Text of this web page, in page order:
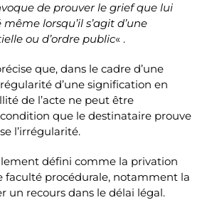
de prouver le grief que lui
lorsqu’il s’agit d’une
ou d’ordre public« .
que, dans le cadre d’une
d’une signification en
de l’acte ne peut être
condition que le destinataire prouve
l’irrégularité.
défini comme la privation
faculté procédurale, notamment la
un recours dans le délai légal.